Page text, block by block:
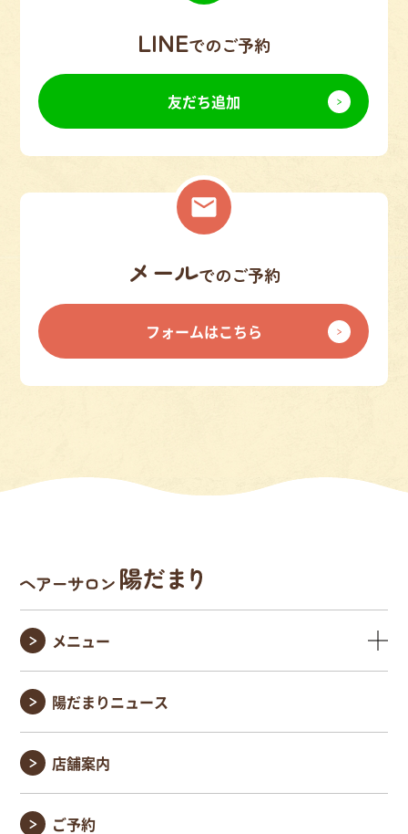
LINEでのご予約
友だち追加
メールでのご予約
フォームはこちら
メニュー
陽だまりニュース
店舗案内
ご予約